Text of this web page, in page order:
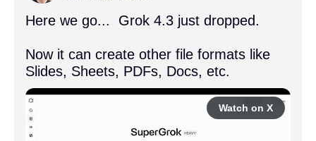
Here we go...  Grok 4.3 just dropped.
Now it can create other file formats like
Slides, Sheets, PDFs, Docs, etc.
Watch on X